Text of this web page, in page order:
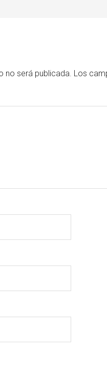
no será publicada. Los